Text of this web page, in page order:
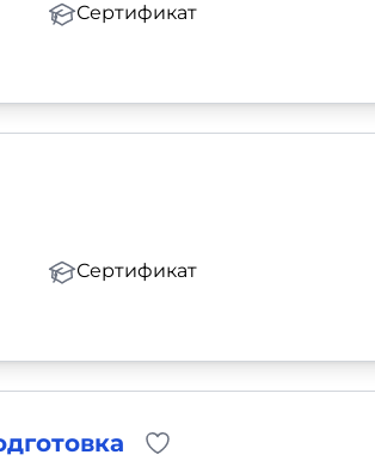
Сертификат
Сертификат